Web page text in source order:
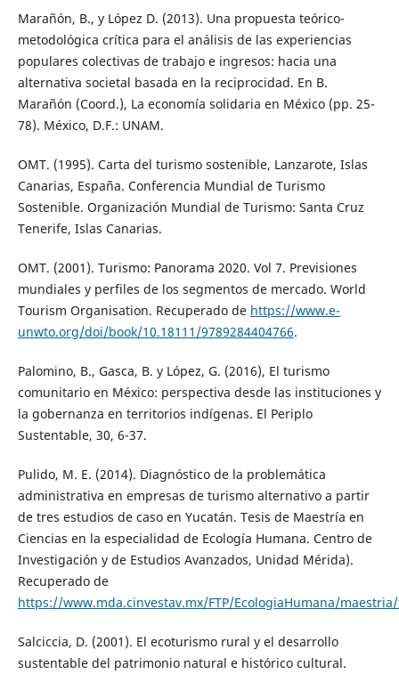
Marañón, B., y López D. (2013). Una propuesta teórico-
metodológica crítica para el análisis de las experiencias
populares colectivas de trabajo e ingresos: hacia una
alternativa societal basada en la reciprocidad. En B.
Marañón (Coord.), La economía solidaria en México (pp. 25-
78). México, D.F.: UNAM.
OMT. (1995). Carta del turismo sostenible, Lanzarote, Islas
Canarias, España. Conferencia Mundial de Turismo
Sostenible. Organización Mundial de Turismo: Santa Cruz
Tenerife, Islas Canarias.
OMT. (2001). Turismo: Panorama 2020. Vol 7. Previsiones
mundiales y perfiles de los segmentos de mercado. World
Tourism Organisation. Recuperado de https://www.e-
unwto.org/doi/book/10.18111/9789284404766.
Palomino, B., Gasca, B. y López, G. (2016), El turismo
comunitario en México: perspectiva desde las instituciones y
la gobernanza en territorios indígenas. El Periplo
Sustentable, 30, 6-37.
Pulido, M. E. (2014). Diagnóstico de la problemática
administrativa en empresas de turismo alternativo a partir
de tres estudios de caso en Yucatán. Tesis de Maestría en
Ciencias en la especialidad de Ecología Humana. Centro de
Investigación y de Estudios Avanzados, Unidad Mérida).
Recuperado de
https://www.mda.cinvestav.mx/FTP/EcologiaHumana/
Salciccia, D. (2001). El ecoturismo rural y el desarrollo
sustentable del patrimonio natural e histórico cultural.